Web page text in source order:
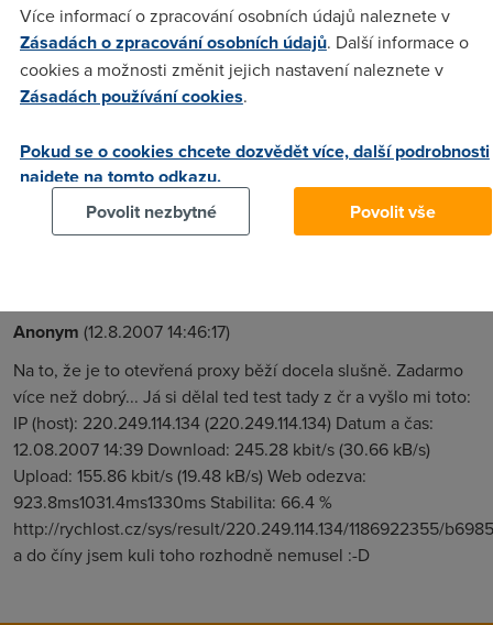
nj
David
(12.8.2007 13:47:56)
Anonym(12.8.2007 14:13:30)
njn, z ciny.. se nediv :) kdyby si udelal nakej lokalni test tak
Anonym (12.8.2007 14:46:17)
Na to, že je to otevřená proxy běží docela slušně. Zadarmo
více než dobrý... Já si dělal ted test tady z čr a vyšlo mi toto:
IP (host): 220.249.114.134 (220.249.114.134) Datum a čas:
12.08.2007 14:39 Download: 245.28 kbit/s (30.66 kB/s)
Upload: 155.86 kbit/s (19.48 kB/s) Web odezva:
923.8ms1031.4ms1330ms Stabilita: 66.4 %
http://rychlost.cz/sys/result/220.249.114.134/1186922355/
a do číny jsem kuli toho rozhodně nemusel :-D
Více informací o zpracování osobních údajů naleznete v
Zásadách o zpracování osobních údajů. Další informace o
cookies a možnosti změnit jejich nastavení naleznete v
Zásadách používání cookies.
Pokud se o cookies chcete dozvědět více, další podrobnosti
najdete na tomto odkazu.
Povolit nezbytné
Povolit vše